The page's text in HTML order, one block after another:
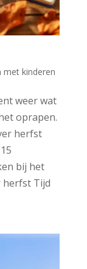
met kinderen
weer wat
oprapen.
herfst
bij het
herfst Tijd